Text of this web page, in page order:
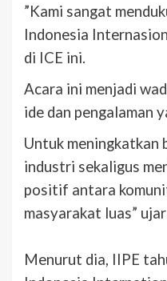
‎”Kami sangat
Indonesia
di ICE ini.
Acara ini menjadi
ide dan pengalaman
Untuk meningkatkan
industri sekaligus
positif antara
masyarakat luas”
Menurut dia, IIPE